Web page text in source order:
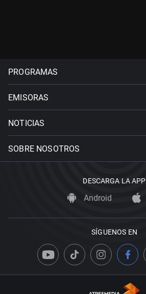
PROGRAMAS
EMISORAS
NOTICIAS
SOBRE NOSOTROS
DESCARGA LA APP
Android
SÍGUENOS EN